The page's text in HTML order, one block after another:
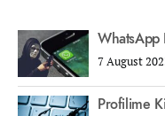
WhatsApp
7 August
Profilime